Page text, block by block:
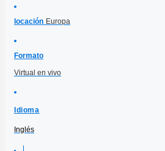
locación Europa
Formato
Virtual en vivo
Idioma
Inglés